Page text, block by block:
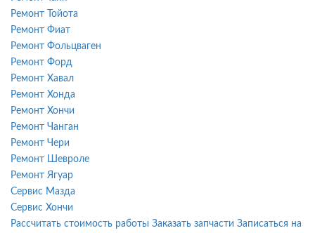
Ремонт Тойота
Ремонт Фиат
Ремонт Фольцваген
Ремонт Форд
Ремонт Хавал
Ремонт Хонда
Ремонт Хончи
Ремонт Чанган
Ремонт Чери
Ремонт Шевроле
Ремонт Ягуар
Сервис Мазда
Сервис Хончи
Рассчитать стоимость работы Заказать запчасти Записаться на